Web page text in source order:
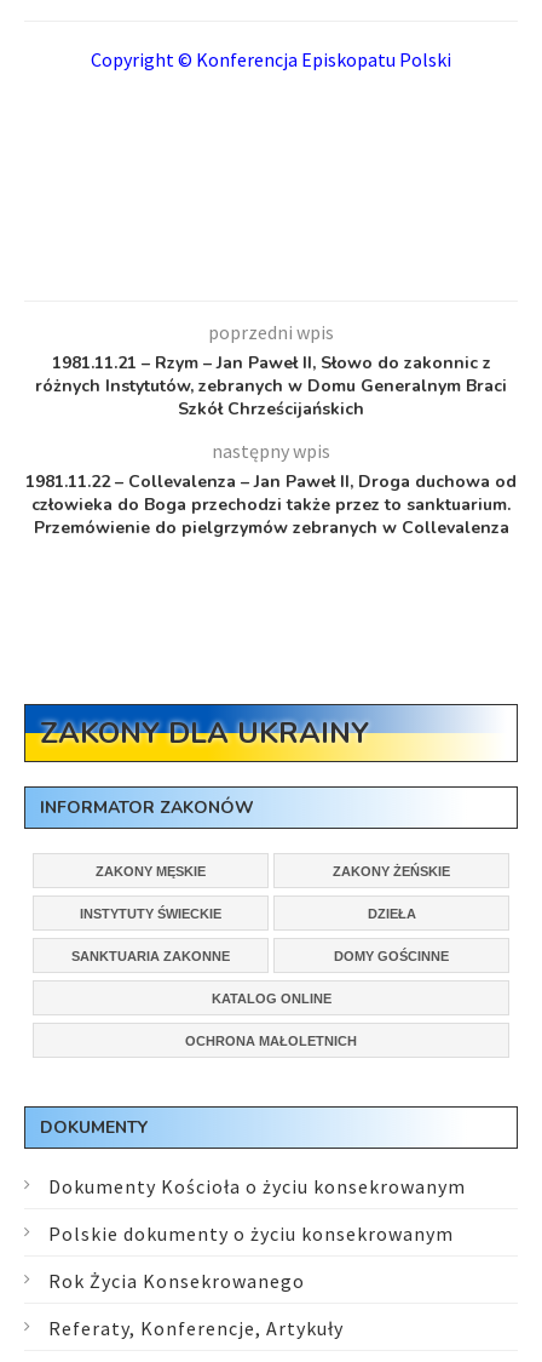
Copyright © Konferencja Episkopatu Polski
poprzedni wpis
1981.11.21 – Rzym – Jan Paweł II, Słowo do zakonnic z
różnych Instytutów, zebranych w Domu Generalnym Braci
Szkół Chrześcijańskich
następny wpis
1981.11.22 – Collevalenza – Jan Paweł II, Droga duchowa od
człowieka do Boga przechodzi także przez to sanktuarium.
Przemówienie do pielgrzymów zebranych w Collevalenza
ZAKONY DLA UKRAINY
INFORMATOR ZAKONÓW
ZAKONY MĘSKIE ZAKONY ŻEŃSKIE
INSTYTUTY ŚWIECKIE DZIEŁA
SANKTUARIA ZAKONNE DOMY GOŚCINNE
KATALOG ONLINE
OCHRONA MAŁOLETNICH
DOKUMENTY
Dokumenty Kościoła o życiu konsekrowanym
Polskie dokumenty o życiu konsekrowanym
Rok Życia Konsekrowanego
Referaty, Konferencje, Artykuły